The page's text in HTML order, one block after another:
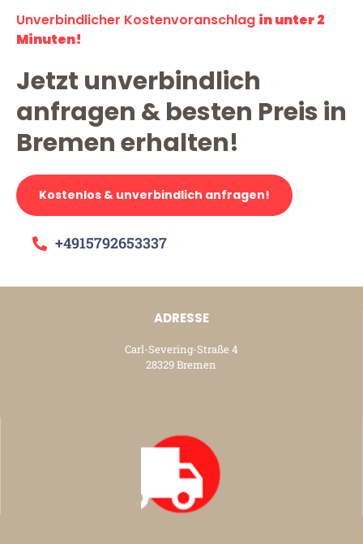
Unverbindlicher Kostenvoranschlag in unter 2
Minuten!
Jetzt unverbindlich
anfragen & besten Preis in
Bremen erhalten!
Kostenlos & unverbindlich anfragen!
+4915792653337
ADRESSE
Carl-Severing-Straße 4
28329 Bremen